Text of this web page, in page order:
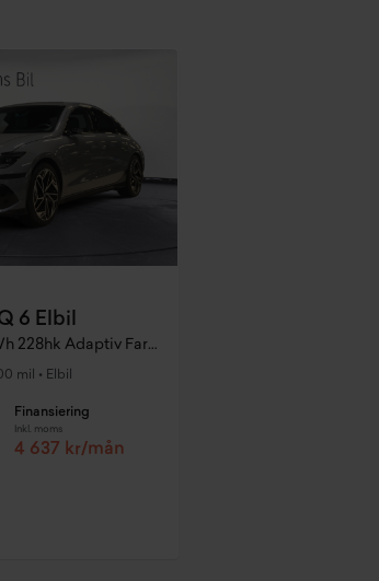
6 Elbil
Advanced 77.4 kWh 228hk Adaptiv Fart Nav
mil • Elbil
Finansiering
Inkl. moms
4 637 kr/mån